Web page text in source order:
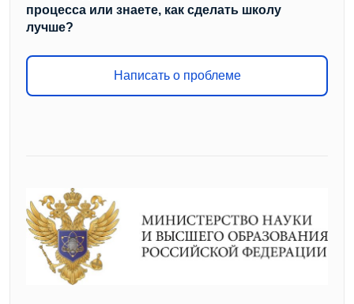
процесса или знаете, как сделать школу
лучше?
Написать о проблеме